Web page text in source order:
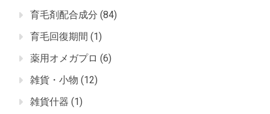
育毛剤配合成分 (84)
育毛回復期間 (1)
薬用オメガプロ (6)
雑貨・小物 (12)
雑貨什器 (1)